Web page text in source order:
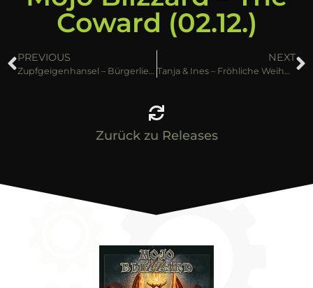
Coward (02.12.)
PREVIOUS
Zupfgeigenhansel – Bürgerlied (Live) [02.12.]
NEXT
Tanja & Ines – Fröhliche Weihnacht (02.12.)
Zurück zu Releases